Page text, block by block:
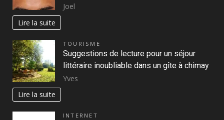
Joel
Lire la suite
TOURISME
Suggestions de lecture pour un séjour
littéraire inoubliable dans un gîte à chimay
Yves
Lire la suite
INTERNET